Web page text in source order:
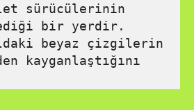
sürücülerinin
bir yerdir.
beyaz çizgilerin
kayganlaştığını